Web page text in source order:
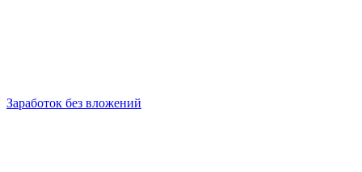
Заработок без вложений